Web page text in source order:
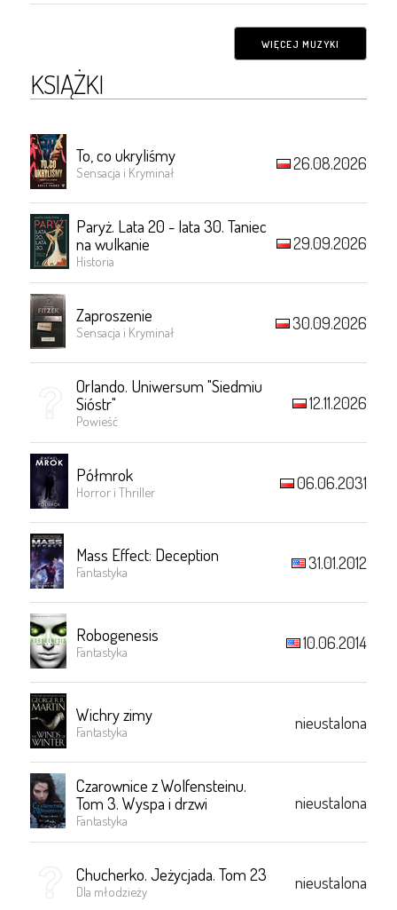
WIĘCEJ MUZYKI
KSIĄŻKI
To, co ukryliśmy
Sensacja i Kryminał 26.08.2026
Paryż. Lata 20 - lata 30. Taniec
na wulkanie
Historia
29.09.2026
Zaproszenie
Sensacja i Kryminał 30.09.2026
Orlando. Uniwersum "Siedmiu
Sióstr"
Powieść
12.11.2026
Półmrok
Horror i Thriller 06.06.2031
Mass Effect: Deception
Fantastyka 31.01.2012
Robogenesis
Fantastyka 10.06.2014
Wichry zimy
Fantastyka nieustalona
Czarownice z Wolfensteinu.
Tom 3. Wyspa i drzwi
Fantastyka
nieustalona
Chucherko. Jeżycjada. Tom 23
Dla młodzieży nieustalona